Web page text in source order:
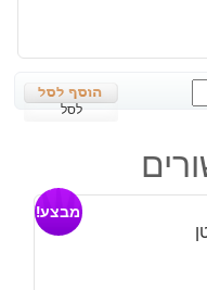
לסל
מבצע!